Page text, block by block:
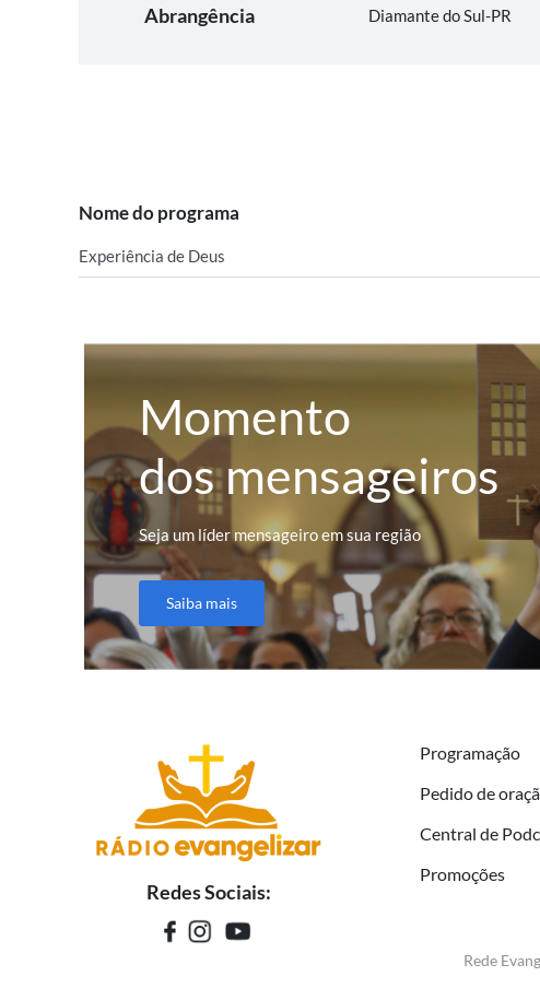
Abrangência Diamante do Sul-PR
Nome do programa
Experiência de Deus
Momento
dos mensageiros
Seja um líder mensageiro em sua região
Saiba mais
Redes Sociais:
Programação
Pedido de
Central de
Promoções
Rede